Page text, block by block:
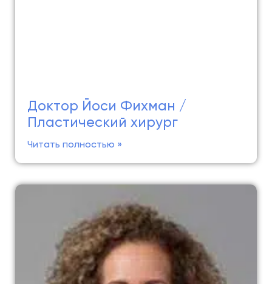
Доктор Йоси Фихман /
Пластический хирург
Читать полностью »